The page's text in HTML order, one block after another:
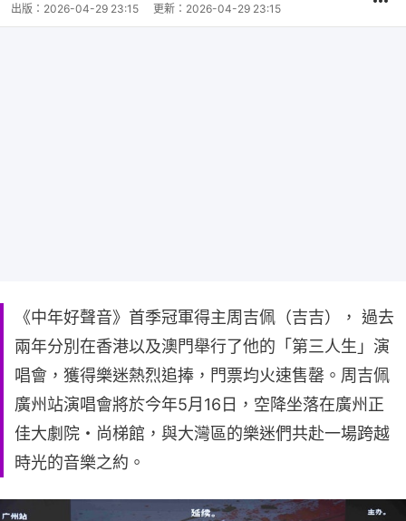
出版： 2026-04-29 23:15 更新： 2026-04-29 23:15
《中年好聲音》首季冠軍得主周吉佩（吉吉）， 過去
兩年分別在香港以及澳門舉行了他的「第三人生」演
唱會，獲得樂迷熱烈追捧，門票均火速售罄。周吉佩
廣州站演唱會將於今年5月16日，空降坐落在廣州正
佳大劇院・尚梯館，與大灣區的樂迷們共赴一場跨越
時光的音樂之約。